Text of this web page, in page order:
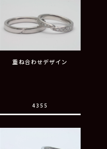
重ね合わせデザイン
4355